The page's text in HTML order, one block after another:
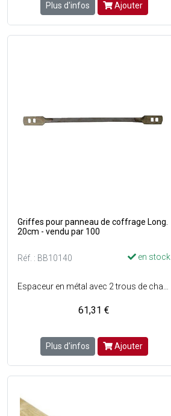
Plus d'infos Ajouter
Griffes pour panneau de coffrage Long.
20cm - vendu par 100
Réf. : BB10140 en stock
61,31 €
Plus d'infos Ajouter